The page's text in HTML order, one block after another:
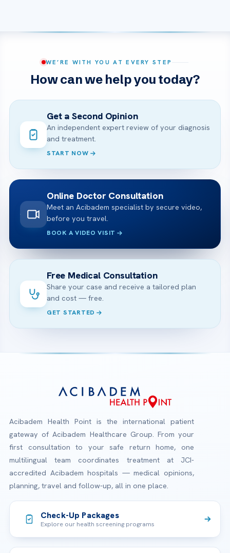
WE’RE WITH YOU AT EVERY STEP
How can we help you today?
Get a Second Opinion
An independent expert review of your diagnosis
and treatment.
START NOW
Online Doctor Consultation
Meet an Acibadem specialist by secure video,
before you travel.
BOOK A VIDEO VISIT
Free Medical Consultation
Share your case and receive a tailored plan
and cost — free.
GET STARTED
Acibadem Health Point is the international patient
gateway of Acibadem Healthcare Group. From your
first consultation to your safe return home, one
multilingual team coordinates treatment at JCI-
accredited Acibadem hospitals — medical opinions,
planning, travel and follow-up, all in one place.
Check-Up Packages
Explore our health screening programs